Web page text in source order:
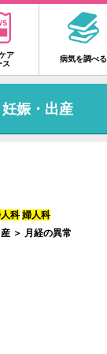
ア
ス
病気を調べる
娠・出産
科 婦人科
＞ 月経の異常